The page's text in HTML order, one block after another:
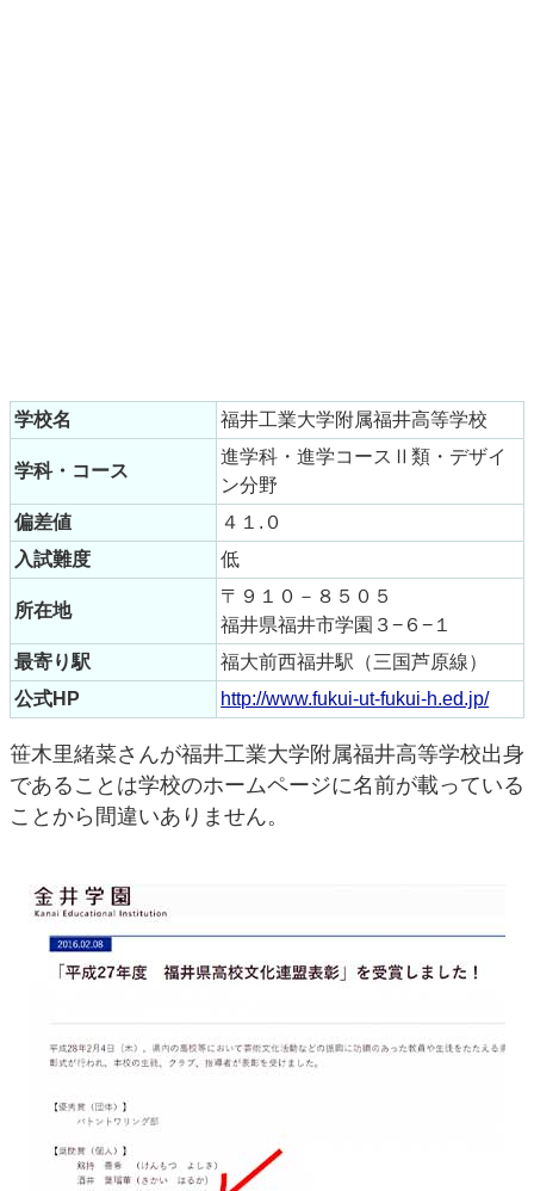
学校名 福井工業大学附属福井高等学校
学科・コース
進学科・進学コースⅡ類・デザイ
ン分野
偏差値
４１.０
入試難度
低
所在地
〒９１０－８５０５
福井県福井市学園３−６−１
最寄り駅
福大前西福井駅（三国芦原線）
公式HP
http://www.fukui-ut-fukui-h.ed.jp/
笹木里緒菜さんが福井工業大学附属福井高等学校出身
であることは学校のホームページに名前が載っている
ことから間違いありません。